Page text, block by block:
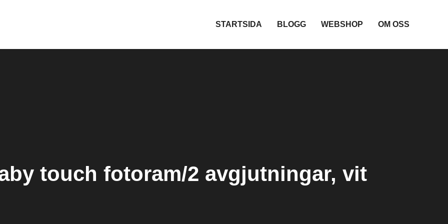
STARTSIDA BLOGG WEBSHOP OM OSS
touch fotoram/2 avgjutningar, vit